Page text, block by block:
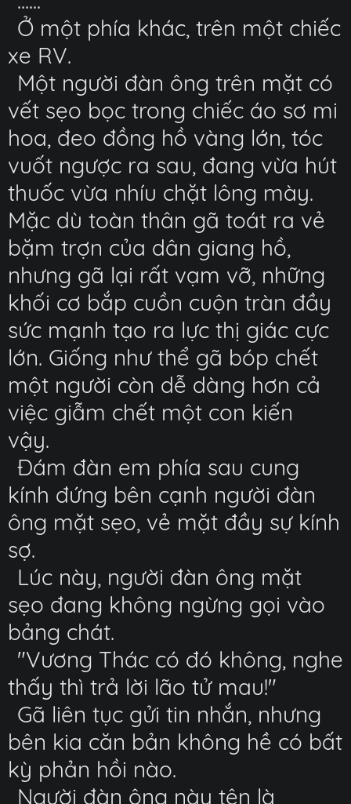
Ở một phía khác, trên một chiếc
xe RV.
Một người đàn ông trên mặt có
vết sẹo bọc trong chiếc áo sơ mi
hoa, đeo đồng hồ vàng lớn, tóc
vuốt ngược ra sau, đang vừa hút
thuốc vừa nhíu chặt lông mày.
Mặc dù toàn thân gã toát ra vẻ
bặm trợn của dân giang hồ,
nhưng gã lại rất vạm vỡ, những
khối cơ bắp cuồn cuộn tràn đầy
sức mạnh tạo ra lực thị giác cực
lớn. Giống như thể gã bóp chết
một người còn dễ dàng hơn cả
việc giẫm chết một con kiến
vậy.
Đám đàn em phía sau cung
kính đứng bên cạnh người đàn
ông mặt sẹo, vẻ mặt đầy sự kính
sợ.
Lúc này, người đàn ông mặt
sẹo đang không ngừng gọi vào
bảng chát.
"Vương Thác có đó không, nghe
thấy thì trả lời lão tử mau!"
Gã liên tục gửi tin nhắn, nhưng
bên kia căn bản không hề có bất
kỳ phản hồi nào.
Người đàn ông này tên là